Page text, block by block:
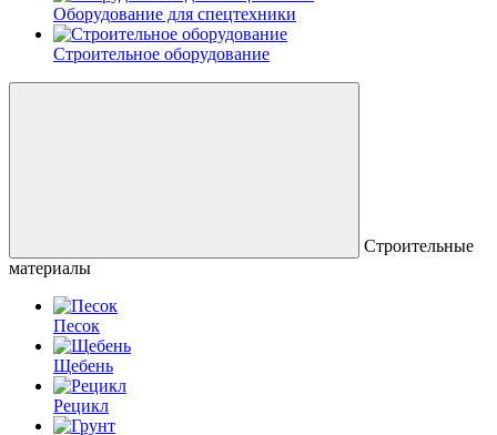
Оборудование для спецтехники
Строительное оборудование
Строительные
материалы
Песок
Щебень
Рецикл